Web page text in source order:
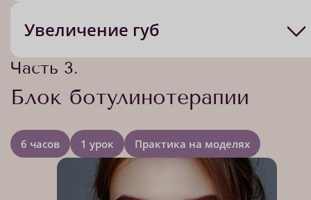
Увеличение губ
Часть 3.
Блок ботулинотерапии
6 часов 1 урок Практика на моделях